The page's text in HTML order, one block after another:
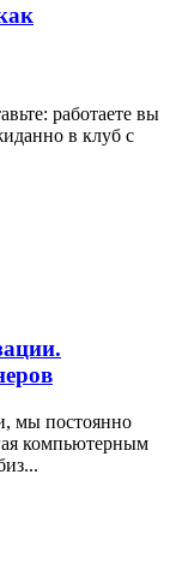
работаете вы
в клуб с
мы постоянно
компьютерным